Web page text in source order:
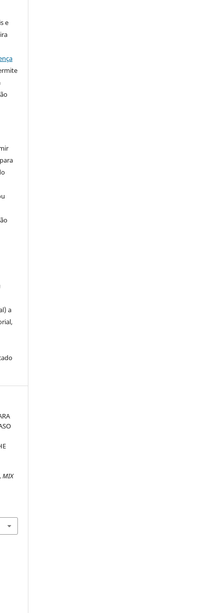
e
a
MIX